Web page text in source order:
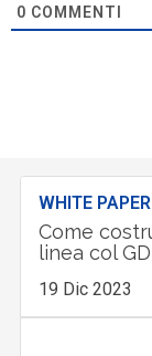
0 COMMENTI
WHITE PAPER
Come
linea col
19 Dic 2023